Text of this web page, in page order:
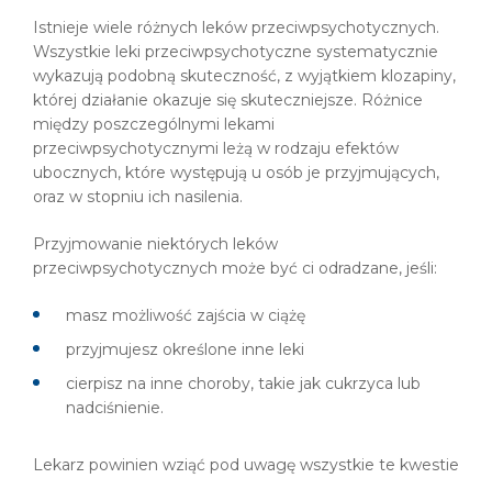
Istnieje wiele różnych leków przeciwpsychotycznych.
Wszystkie leki przeciwpsychotyczne systematycznie
wykazują podobną skuteczność, z wyjątkiem klozapiny,
której działanie okazuje się skuteczniejsze. Różnice
między poszczególnymi lekami
przeciwpsychotycznymi leżą w rodzaju efektów
ubocznych, które występują u osób je przyjmujących,
oraz w stopniu ich nasilenia.
Przyjmowanie niektórych leków
przeciwpsychotycznych może być ci odradzane, jeśli:
masz możliwość zajścia w ciążę
przyjmujesz określone inne leki
cierpisz na inne choroby, takie jak cukrzyca lub
nadciśnienie.
Lekarz powinien wziąć pod uwagę wszystkie te kwestie